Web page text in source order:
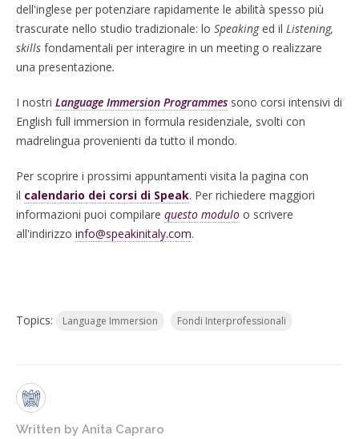
dell'inglese per potenziare rapidamente le abilità spesso più
trascurate nello studio tradizionale: lo Speakinged il Listening,
skills fondamentali per interagire in un meeting o realizzare
una presentazione.
I nostri Language Immersion Programmes sono corsi intensivi di
English full immersion in formula residenziale, svolti con
madrelingua provenienti da tutto il mondo.
Per scoprire i prossimi appuntamenti visita la pagina con
il calendario dei corsi di Speak. Per richiedere maggiori
informazioni puoi compilare questo modulo o scrivere
all'indirizzo info@speakinitaly.com.
Topics: Language Immersion Fondi Interprofessionali
Written by Anita Capraro